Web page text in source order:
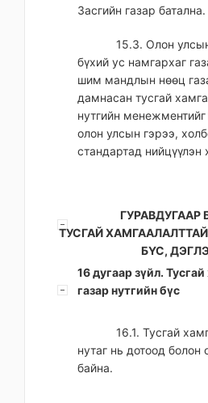
Засгийн газар батална.
15.3. Олон
бүхий ус намгархаг
шим мандлын нөөц
дамнасан тусгай
нутгийн
олон улсын гэрээ,
стандартад нийцүүлэн
ГУРАВДУГААР
ТУСГАЙ
БҮС,
16 дугаар зүйл.
газар нутгийн бүс
16.1. Тусгай
нутаг нь дотоод болон
байна.